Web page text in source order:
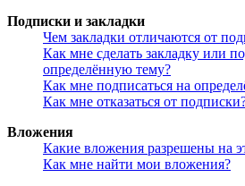
Подписки и закладки
Чем закладки отличаются от
Как мне сделать закладку или
определённую тему?
Как мне подписаться на
Как мне отказаться от
Вложения
Какие вложения разрешены на
Как мне найти мои вложения?